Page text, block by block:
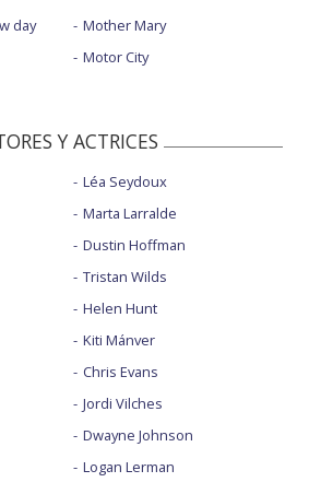
day
Mother Mary
Motor City
Y ACTRICES
Léa Seydoux
Marta Larralde
Dustin Hoffman
Tristan Wilds
Helen Hunt
Kiti Mánver
Chris Evans
Jordi Vilches
Dwayne Johnson
Logan Lerman